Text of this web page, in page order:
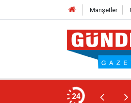
Manşetler
24
Gelişim Ligi İçin Başvurusunu